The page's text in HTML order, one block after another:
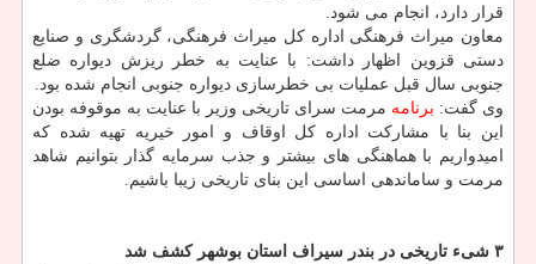
قرار دارد، انجام می شود.
معاون میراث فرهنگی اداره کل میراث فرهنگی، گردشگری و صنایع
دستی قزوین اظهار داشت: با عنایت به خطر ریزش دیواره ضلع
جنوبی سال قبل عملیات بی خطرسازی دیواره جنوبی انجام شده بود.
وی گفت: برنامه مرمت سرای تاریخی وزیر با عنایت به موقوفه بودن
این بنا با مشارکت اداره کل اوقاف و امور خیریه تهیه شده که
امیدواریم با هماهنگی های بیشتر و جذب سرمایه گذار بتوانیم شاهد
مرمت و ساماندهی اساسی این بنای تاریخی زیبا باشیم.
۳ شیء تاریخی در بندر سیراف استان بوشهر کشف شد